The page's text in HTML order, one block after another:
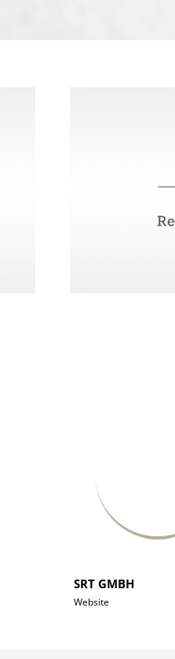
SRT GMBH
Website